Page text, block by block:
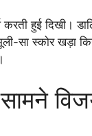
हुई दिखी।
सा स्कोर खड़ा